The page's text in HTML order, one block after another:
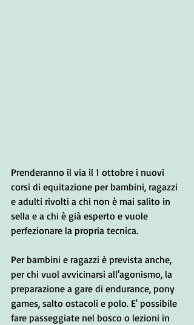
Prenderanno il via il 1 ottobre i nuovi
corsi di equitazione per bambini, ragazzi
e adulti rivolti a chi non è mai salito in
sella e a chi è già esperto e vuole
perfezionare la propria tecnica.
Per bambini e ragazzi è prevista anche,
per chi vuol avvicinarsi all'agonismo, la
preparazione a gare di endurance, pony
games, salto ostacoli e polo. E' possibile
fare passeggiate nel bosco o lezioni in